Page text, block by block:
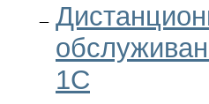
1С